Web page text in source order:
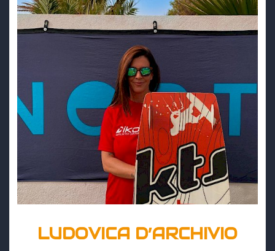
LUDOVICA D’ARCHIVIO